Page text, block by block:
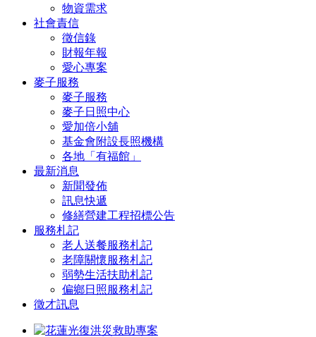
物資需求
社會責信
徵信錄
財報年報
愛心專案
麥子服務
麥子服務
麥子日照中心
愛加倍小舖
基金會附設長照機構
各地「有福館」
最新消息
新聞發佈
訊息快遞
修繕營建工程招標公告
服務札記
老人送餐服務札記
老障關懷服務札記
弱勢生活扶助札記
偏鄉日照服務札記
徵才訊息